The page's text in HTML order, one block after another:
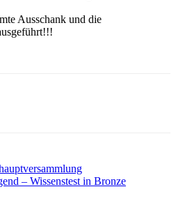
Ausschank und die
– Wissenstest in Bronze